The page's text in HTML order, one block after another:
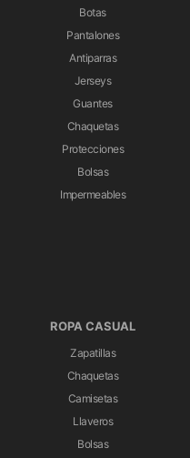
Botas
Pantalones
Antiparras
Jerseys
Guantes
Chaquetas
Protecciones
Bolsas
Impermeables
ROPA CASUAL
Zapatillas
Chaquetas
Camisetas
Llaveros
Bolsas